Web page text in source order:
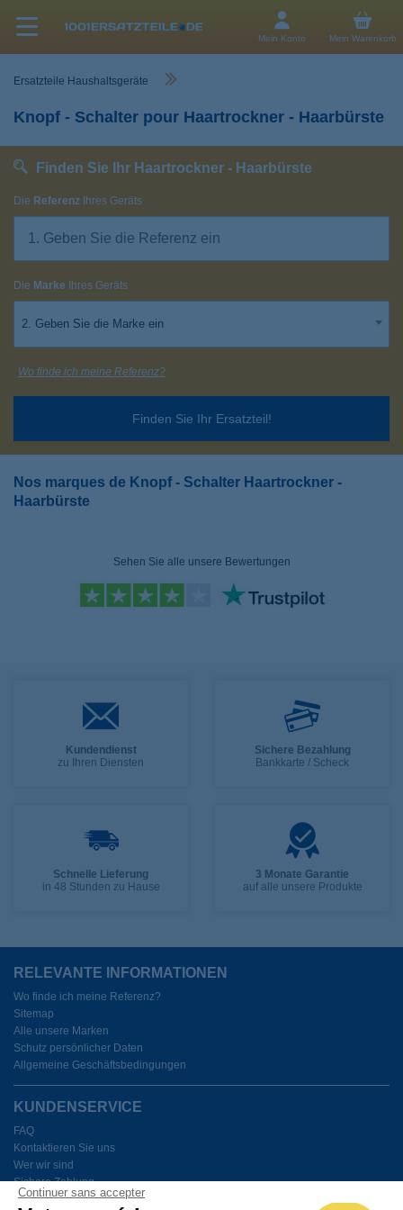
Continuer sans accepter
Mein Konto Mein Warenkorb
Ersatzteile Haushaltsgeräte
Knopf - Schalter pour Haartrockner - Haarbürste
Finden Sie Ihr Haartrockner - Haarbürste
Die Referenz Ihres Geräts
Die Marke Ihres Geräts
2. Geben Sie die Marke ein
Finden Sie Ihr Ersatzteil!
Wo finde ich meine Referenz?
Nos marques de Knopf - Schalter Haartrockner -
Haarbürste
Sehen Sie alle unsere Bewertungen
Kundendienst
zu Ihren Diensten
Sichere Bezahlung
Bankkarte / Scheck
Schnelle Lieferung
in 48 Stunden zu Hause
3 Monate Garantie
auf alle unsere Produkte
RELEVANTE INFORMATIONEN
Wo finde ich meine Referenz?
Sitemap
Alle unsere Marken
Schutz persönlicher Daten
Allgemeine Geschäftsbedingungen
KUNDENSERVICE
FAQ
Kontaktieren Sie uns
Wer wir sind
Sichere Zahlung
Meine Cookies verwalten